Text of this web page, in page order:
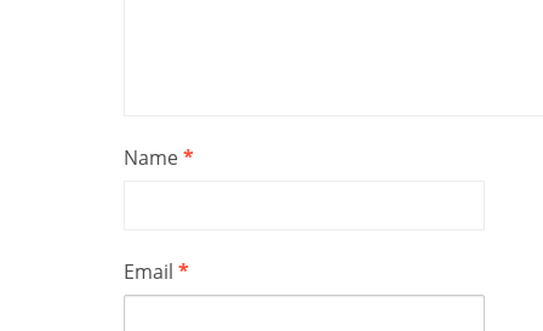
Name*
Email *